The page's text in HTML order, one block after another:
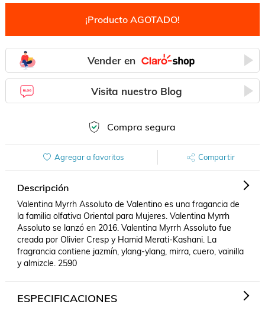
¡Producto AGOTADO!
Vender en
Visita nuestro Blog
Compra segura
Agregar a favoritos Compartir
Descripción
Valentina Myrrh Assoluto de Valentino es una fragancia de
la familia olfativa Oriental para Mujeres. Valentina Myrrh
Assoluto se lanzó en 2016. Valentina Myrrh Assoluto fue
creada por Olivier Cresp y Hamid Merati-Kashani. La
fragrancia contiene jazmín, ylang-ylang, mirra, cuero, vainilla
y almizcle. 2590
ESPECIFICACIONES